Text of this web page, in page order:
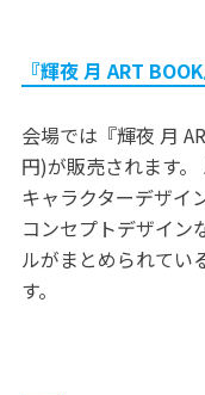
『輝夜 月 ART
会場では『輝夜 月
円)が販売されます
キャラクターデザイ
コンセプトデザイン
ルがまとめられてい
す。